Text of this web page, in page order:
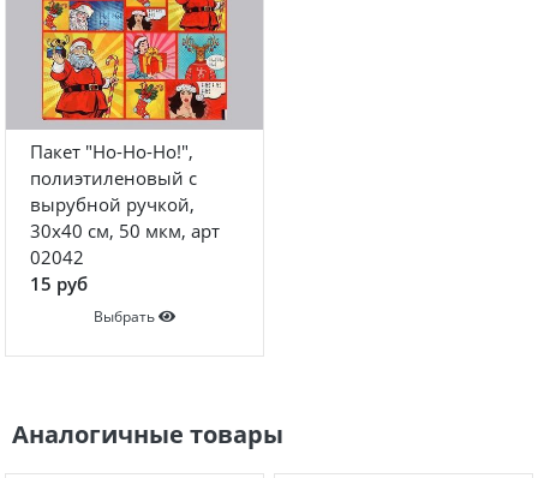
Пакет "Ho-Ho-Ho!",
полиэтиленовый с
вырубной ручкой,
30х40 см, 50 мкм, арт
02042
15 руб
Выбрать
Аналогичные товары